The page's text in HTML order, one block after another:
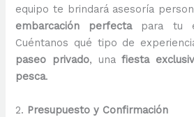
equipo te brindará asesoría
embarcación perfectapara tu
Cuéntanos qué tipo de
paseo privado, unafiesta
pesca.
2. Presupuesto y Confirmación